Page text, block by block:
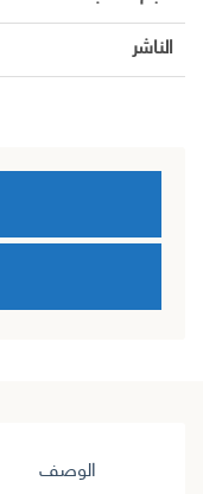
الناشر
الوصف